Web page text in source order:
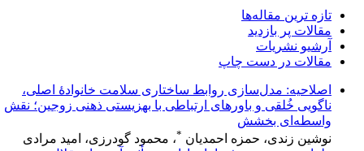
تازه ‌ترين مقاله‌ها
مقالات پر بازدید
آرشیو نشریات
مقالات در دست چاپ
اصلاحیه: مدل‌سازی روابط ساختاری سلامت خانوادهٔ اصلی،
ناگویی خُلقی و باورهای ارتباطی با بهزیستی ذهنی زوجین؛ نقش
واسطه‌ای بخشش
نوشین زندی، حمزه احمدیان *، محمود گودرزی، امید مرادی